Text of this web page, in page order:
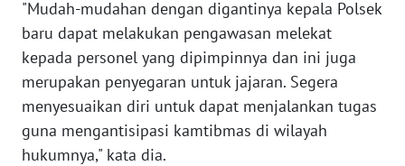
"Mudah-mudahan dengan digantinya kepala Polsek
baru dapat melakukan pengawasan melekat
kepada personel yang dipimpinnya dan ini juga
merupakan penyegaran untuk jajaran. Segera
menyesuaikan diri untuk dapat menjalankan tugas
guna mengantisipasi kamtibmas di wilayah
hukumnya," kata dia.
JABAR
WN
BANTEN
WN